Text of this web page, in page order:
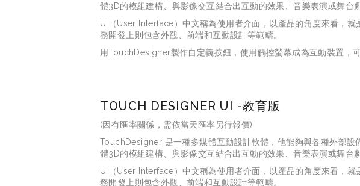
體3D的模組建構、與影像交互結合出互動的效果、音樂表演或舞台
UI（User Interface）中文稱為使用者介面，以產品的角度來看，
務開發上則包含外觀、前端和互動設計等範疇。
用TouchDesigner製作自定義按鈕，使用觸控螢幕成為互動裝置，
TOUCH DESIGNER UI -教育版
(因有匯率關係，需依當天匯率另行報價)
TouchDesigner 是一種多媒體互動設計軟體，他能夠與各種外部
體3D的模組建構、與影像交互結合出互動的效果、音樂表演或舞台
UI（User Interface）中文稱為使用者介面，以產品的角度來看，
務開發上則包含外觀、前端和互動設計等範疇。